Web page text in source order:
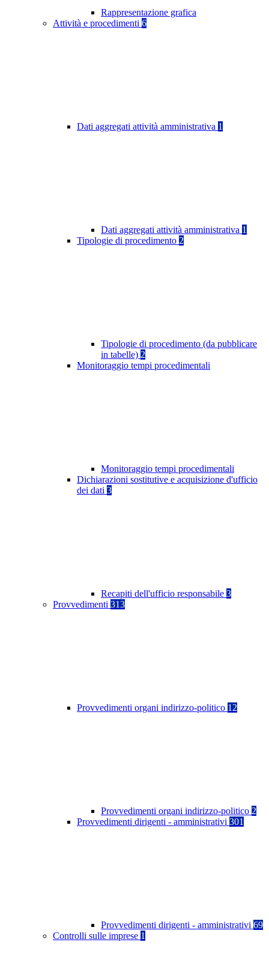
Rappresentazione grafica
Attività e procedimenti 6
Dati aggregati attività amministrativa 1
Dati aggregati attività amministrativa 1
Tipologie di procedimento 2
Tipologie di procedimento (da pubblicare
in tabelle) 2
Monitoraggio tempi procedimentali
Monitoraggio tempi procedimentali
Dichiarazioni sostitutive e acquisizione d'ufficio
dei dati 3
Recapiti dell'ufficio responsabile 3
Provvedimenti 313
Provvedimenti organi indirizzo-politico 12
Provvedimenti organi indirizzo-politico 2
Provvedimenti dirigenti - amministrativi 301
Provvedimenti dirigenti - amministrativi 69
Controlli sulle imprese 1